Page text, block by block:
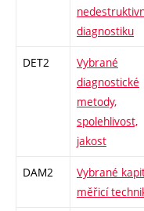
diagnostiku
DET2
Vybrané
diagnostické
metody,
spolehlivost,
jakost
DAM2
Vybrané
měřicí